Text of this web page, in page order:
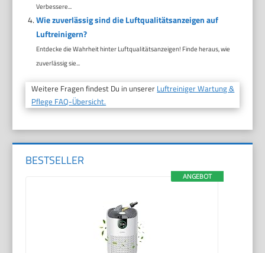
Verbessere...
Wie zuverlässig sind die Luftqualitätsanzeigen auf
Luftreinigern?
Entdecke die Wahrheit hinter Luftqualitätsanzeigen! Finde heraus, wie
zuverlässig sie...
Weitere Fragen findest Du in unserer Luftreiniger Wartung &
Pflege FAQ-Übersicht.
BESTSELLER
ANGEBOT